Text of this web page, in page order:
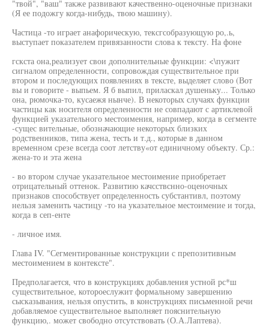
"твой", "ваш" также развивают качественно-оценочные признаки
(Я ее подожгу когда-нибудь, твою машину).
Частица -то играет анафорическую, тексгсобразующую ро,.ь,
выступает показателем привязанности слова к тексту. На фоне
гскста она,реализует свои дополнительные функции: <\пужит
сигналом определенности, сопровождая существительное при
втором и последующих появлениях в тексте, выделяет слово (Вот
вы и говорите - выпьем. Я б выпил, приласкал душеньку... Только
она, рюмочка-то, кусаежя нынче). В некоторых случаях функции
частицы как носителя определенности не совпадают с артиклевой
функцией указательного местоимения, например, когда в сегменте
-сущес вительные, обозначающие некоторых близких
родственников, типа жена, тесть и т.д., которые в данном
временном срезе всегда соот летству«от единичному объекту. Ср.:
жена-то и эта жена
- во втором случае указательное местоимение приобретает
отрицательный оттенок. Развитию качсствснно-оценочных
признаков способствует определенность субстантивл, поэтому
нельзя заменить частицу -то на указательное местоимение и тогда,
когда в сеп-енте
- личное имя.
Глава IV. "Сегментированные конструкции с препозитивным
местоимением в контексте".
Предполагается, что в конструкциях добавления устной рс*ш
существительное, котороеслужит формальному завершению
сысказывания, нельзя опустить, в конструкциях письменной речи
добавляемое существительное выполняет пояснительную
функцию,. может свободно отсутствовать (О.А.Лаптева).